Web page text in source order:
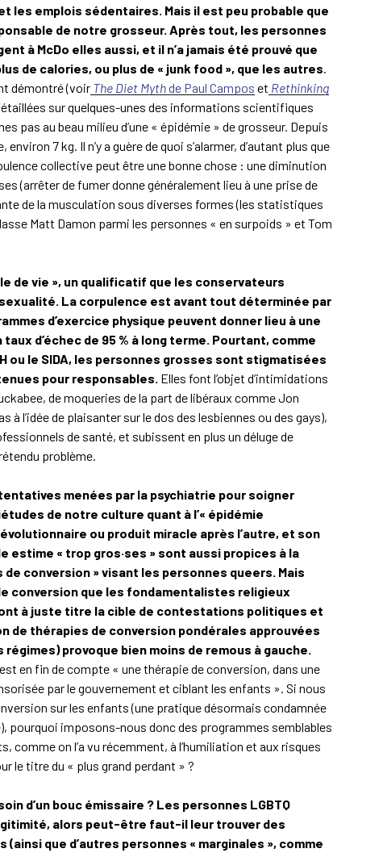
les emplois sédentaires. Mais il est peu probable que
de notre grosseur. Après tout, les personnes
à McDo elles aussi, et il n’a jamais été prouvé que
de calories, ou plus de « junk food », que les autres.
démontré (voir The Diet Mythde Paul Campos et Rethinking
sur quelques-unes des informations scientifiques
pas au beau milieu d’une « épidémie » de grosseur. Depuis
7 kg. Il n’y a guère de quoi s’alarmer, d’autant plus que
collective peut être une bonne chose : une diminution
(arrêter de fumer donne généralement lieu à une prise de
de la musculation sous diverses formes (les statistiques
Matt Damon parmi les personnes « en surpoids » et Tom
de vie », un qualificatif que les conservateurs
La corpulence est avant tout déterminée par
d’exercice physique peuvent donner lieu à une
d’échec de 95 % à long terme. Pourtant, comme
ou le SIDA, les personnes grosses sont stigmatisées
pour responsables. Elles font l’objet d’intimidations
de moqueries de la part de libéraux comme Jon
l’idée de plaisanter sur le dos des lesbiennes ou des gays),
de santé, et subissent en plus un déluge de
problème.
menées par la psychiatrie pour soigner
de notre culture quant à l’« épidémie
ou produit miracle après l’autre, et son
estime « trop gros·ses » sont aussi propices à la
conversion » visant les personnes queers. Mais
conversion que les fondamentalistes religieux
à juste titre la cible de contestations politiques et
de thérapies de conversion pondérales approuvées
provoque bien moins de remous à gauche.
en fin de compte « une thérapie de conversion, dans une
par le gouvernement et ciblant les enfants ». Si nous
sur les enfants (une pratique désormais condamnée
pourquoi imposons-nous donc des programmes semblables
comme on l’a vu récemment, à l’humiliation et aux risques
le titre du « plus grand perdant » ?
d’un bouc émissaire ? Les personnes LGBTQ
alors peut-être faut-il leur trouver des
que d’autres personnes « marginales », comme